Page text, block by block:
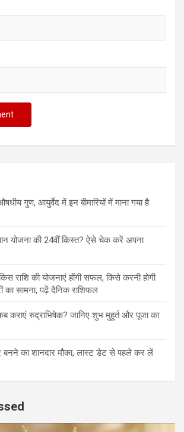
गुण, आयुर्वेद में इन बीमारियों में माना गया है
योजना की 24वीं किस्त? ऐसे चेक करें अपना
राशि की योजनाएं होंगी सफल, किसे करनी होगी
का सामना, पढ़ें दैनिक राशिफल
कराएं रुद्राभिषेक? जानिए शुभ मुहूर्त और पूजा का
बनने का शानदार मौका, लास्ट डेट से पहले कर लें